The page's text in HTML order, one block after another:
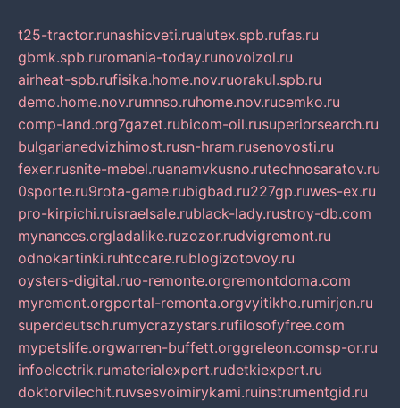
t25-tractor.runashicveti.rualutex.spb.rufas.ru
gbmk.spb.ruromania-today.runovoizol.ru
airheat-spb.rufisika.home.nov.ruorakul.spb.ru
demo.home.nov.rumnso.ruhome.nov.rucemko.ru
comp-land.org7gazet.rubicom-oil.rusuperiorsearch.ru
bulgarianedvizhimost.rusn-hram.rusenovosti.ru
fexer.rusnite-mebel.ruanamvkusno.rutechnosaratov.ru
0sporte.ru9rota-game.rubigbad.ru227gp.ruwes-ex.ru
pro-kirpichi.ruisraelsale.rublack-lady.rustroy-db.com
mynances.orgladalike.ruzozor.rudvigremont.ru
odnokartinki.ruhtccare.rublogizotovoy.ru
oysters-digital.ruo-remonte.orgremontdoma.com
myremont.orgportal-remonta.orgvyitikho.rumirjon.ru
superdeutsch.rumycrazystars.rufilosofyfree.com
mypetslife.orgwarren-buffett.orggreleon.comsp-or.ru
infoelectrik.rumaterialexpert.rudetkiexpert.ru
doktorvilechit.ruvsesvoimirykami.ruinstrumentgid.ru